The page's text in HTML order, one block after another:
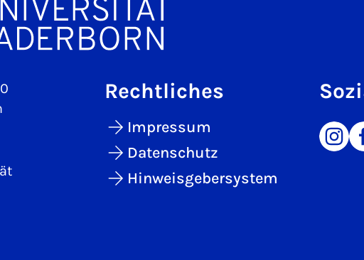
Rechtliches
Impressum
Datenschutz
Hinweisgebersystem